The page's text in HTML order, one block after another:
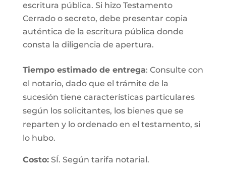
escritura pública. Si hizo Testamento
Cerrado o secreto, debe presentar copia
auténtica de la escritura pública donde
consta la diligencia de apertura.
Tiempo estimado de entrega: Consulte con
el notario, dado que el trámite de la
sucesión tiene características particulares
según los solicitantes, los bienes que se
reparten y lo ordenado en el testamento, si
lo hubo.
Costo:SÍ. Según tarifa notarial.